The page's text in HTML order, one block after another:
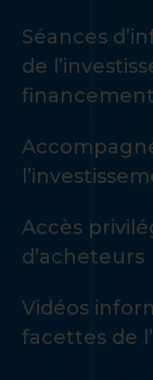
Séances
de
financement
Accès
d’acheteurs
Vidéos
facettes de